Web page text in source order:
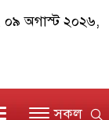
০৯ অগাস্ট ২০২৬,
সকল